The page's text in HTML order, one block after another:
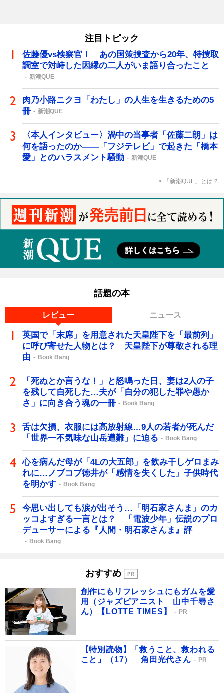
注目トピック
佐藤優vs検察官！ あの国策捜査から20年、特捜取
調室で対峙した因縁の二人がいま語り合ったこと
新潮QUE
肉乃小路ニクヨ「わたし」の人生を生きるための5
冊
新潮QUE
〈本人インタビュー〉渦中の当事者「佐藤二朗」は
何を語ったのか――「フジテレビ」で起きた「橋本
愛」とのハラスメント騒動
新潮QUE
「新潮QUE」とは？
話題の本
レビュー ニュース
英国で「末席」を用意された天皇陛下を「最前列」
に呼び寄せた人物とは？ 天皇陛下が尊敬される理
由
Book Bang
「死ぬとか言うな！」と怒鳴った日、妻は2人の子
を残して自死した…夫が「自分の犯した罪や愚か
さ」に向き合う魂の一冊
Book Bang
舌は欠損、衣服には高放射線…9人の若者が死んだ
「世界一不気味な山岳遭難」に迫る
Book Bang
心を病んだ母が「4Lの大五郎」を飲み干しゲロまみ
れに…ノブコブ徳井が「感情を失くした」子供時代
を明かす
Book Bang
今思い出しても涙が出そう…「明石家さんま」のカ
ッコよすぎる一言とは？ 「電波少年」伝説のプロ
デューサーによる『人間・明石家さんま』評
Book Bang
おすすめ
創作にもリフレッシュにもガムを愛
用（ジャズピアニスト 山中千尋さ
ん）【LOTTE TIMES】
PR
【特別読物】「救うこと、救われる
こと」（17） 角田光代さん
PR